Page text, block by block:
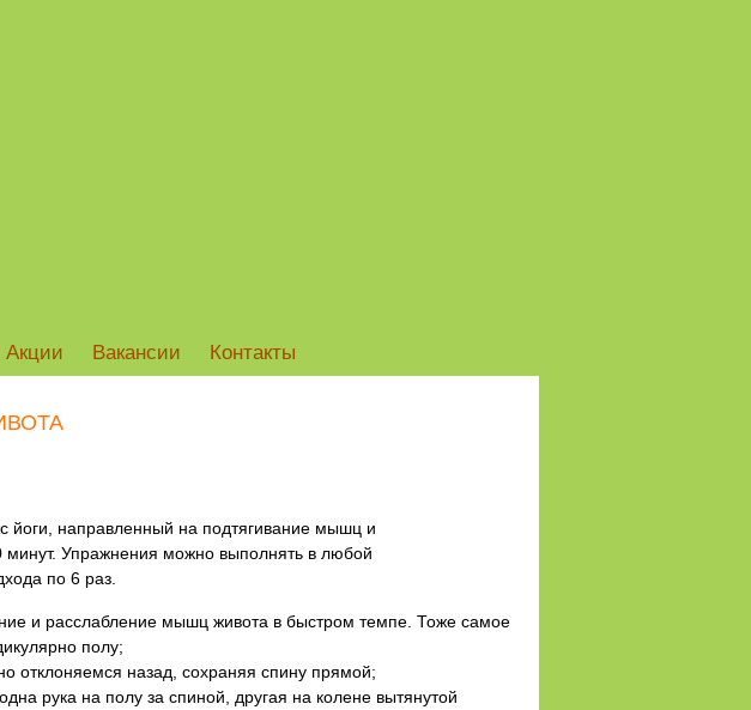
Акции Вакансии Контакты
йоги, направленный на подтягивание мышц и
минут. Упражнения можно выполнять в любой
по 6 раз.
и расслабление мышц живота в быстром темпе. Тоже самое
полу;
назад, сохраняя спину прямой;
рука на полу за спиной, другая на колене вытянутой